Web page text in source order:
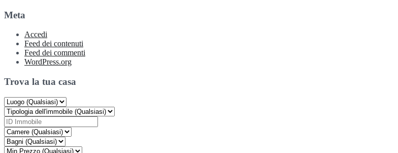
Meta
Accedi
Feed dei contenuti
Feed dei commenti
WordPress.org
Trova la tua casa